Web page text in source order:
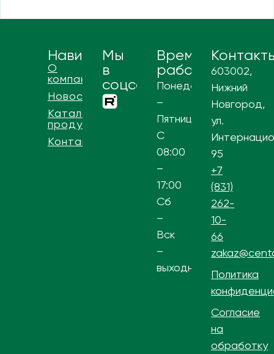
Навигация
О
компании
Новости
Каталог
продукции
Контакты
Мы
в
соцсетях
Время
работы
Понедельник
–
Пятница
С
08:00
–
17:00
Сб
–
Вск
–
выходной
603002,
Нижний
Новгород,
ул.
95
+7
(831)
262-
10-
66
Политика
Согласие
на
обработку